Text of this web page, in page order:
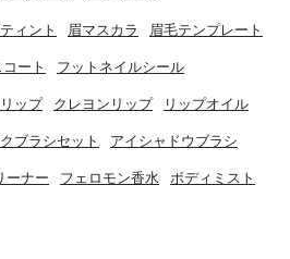
ィント 眉マスカラ 眉毛テンプレート
ート フットネイルシール
リップ クレヨンリップ リップオイル
ブラシセット アイシャドウブラシ
ーナー フェロモン香水 ボディミスト